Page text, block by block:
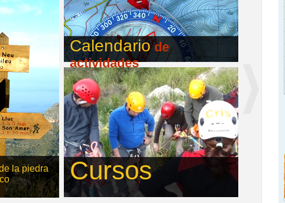
la piedra
Calendariode
actividades
Cursos